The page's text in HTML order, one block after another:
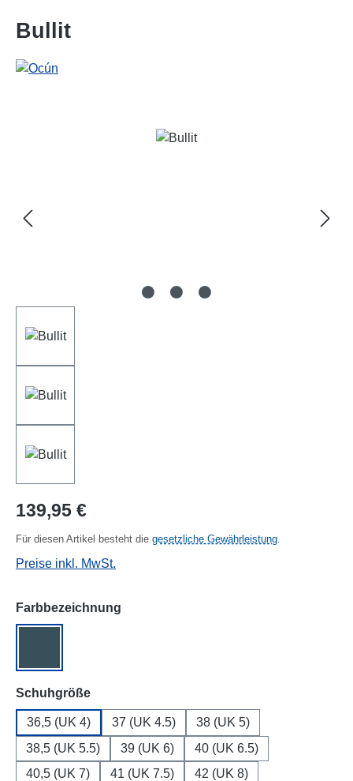
Bullit
Bildergalerie überspringen
Regulärer Preis:
139,95 €
Für diesen Artikel besteht die gesetzliche Gewährleistung.
Preise inkl. MwSt.
Farbbezeichnung
Schuhgrößeauswählen
36,5 (UK 4) 37 (UK 4.5)
38 (UK 5)
38,5 (UK 5.5)
39 (UK 6)
40 (UK 6.5)
40,5 (UK 7)
41 (UK 7.5)
42 (UK 8)